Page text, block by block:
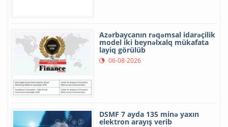
Azərbaycanın rəqəmsal idarəçilik
model iki beynəlxalq mükafata
layiq görülüb
06-08-2026
DSMF 7 ayda 135 minə yaxın
elektron arayış verib